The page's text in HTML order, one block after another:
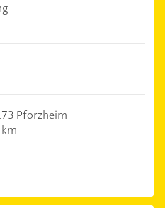
Pforzheim